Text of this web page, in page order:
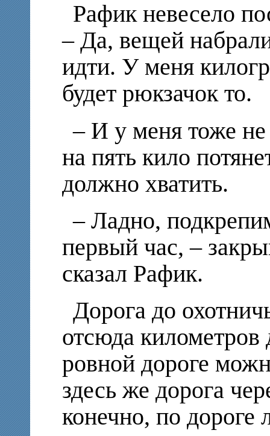
Рафик невесело
– Да, вещей
идти. У меня
будет рюкзачок то.
– И у меня тоже не
на пять кило
должно хватить.
– Ладно,
первый час, –
сказал Рафик.
Дорога до
отсюда километров
ровной дороге
здесь же дорога
конечно, по дороге